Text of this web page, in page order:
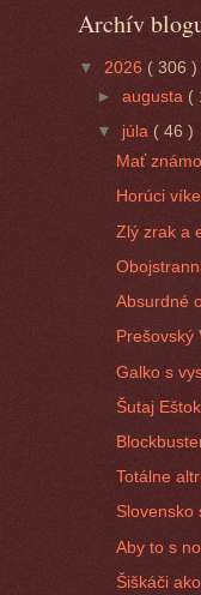
Archív
▼ 2026 ( 306 )
►augusta (
▼ júla ( 46 )
Mať
Horúci
Zlý zrak a
Absurdné
Prešovský
Galko s
Šutaj
Totálne
Slovensko
Aby to s
Šiškáči